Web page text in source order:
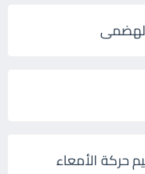
حركة الأمعاء